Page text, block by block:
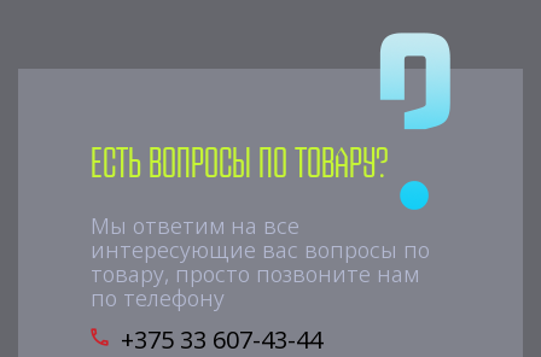
Есть вопросы по товару?
Мы ответим на все
интересующие вас вопросы по
товару, просто позвоните нам
по телефону
+375 33 607-43-44